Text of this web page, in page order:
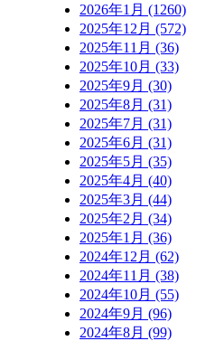
2026年1月 (1260)
2025年12月 (572)
2025年11月 (36)
2025年10月 (33)
2025年9月 (30)
2025年8月 (31)
2025年7月 (31)
2025年6月 (31)
2025年5月 (35)
2025年4月 (40)
2025年3月 (44)
2025年2月 (34)
2025年1月 (36)
2024年12月 (62)
2024年11月 (38)
2024年10月 (55)
2024年9月 (96)
2024年8月 (99)